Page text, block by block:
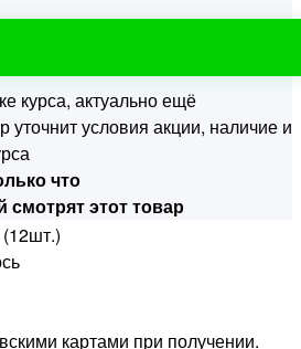
курса, актуально ещё
уточнит условия акции, наличие и
что
смотрят этот товар
картами при получении.